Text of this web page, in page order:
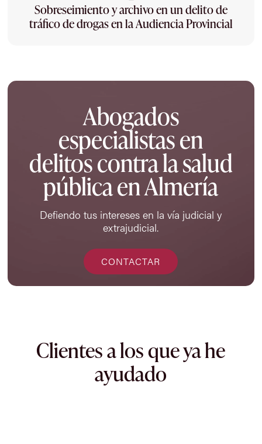
Sobreseimiento y archivo en un delito de
tráfico de drogas en la Audiencia Provincial
Abogados
especialistas en
delitos contra la salud
pública en Almería
Defiendo tus intereses en la vía judicial y
extrajudicial.
CONTACTAR
Clientes a los que ya he
ayudado